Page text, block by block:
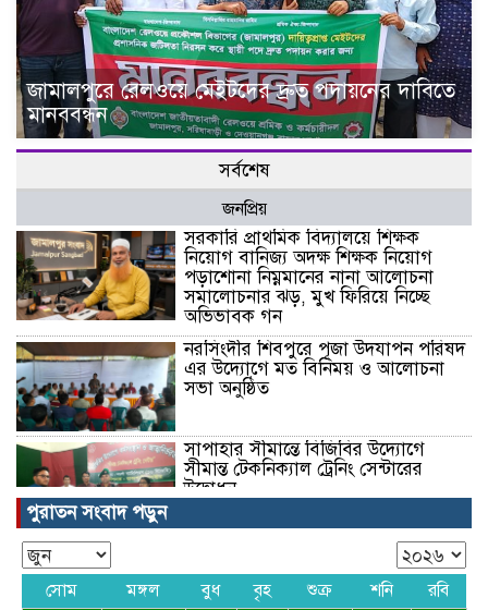
জামালপুরে রেলওয়ে মেইটদের দ্রুত পদায়নের দাবিতে
মানববন্ধন
সর্বশেষ
জনপ্রিয়
সরকারি প্রাথমিক বিদ্যালয়ে শিক্ষক
নিয়োগ বানিজ্য অদক্ষ শিক্ষক নিয়োগ
পড়াশোনা নিম্নমানের নানা আলোচনা
সমালোচনার ঝড়, মুখ ফিরিয়ে নিচ্ছে
অভিভাবক গন
নরসিংদীর শিবপুরে পূজা উদযাপন পরিষদ
এর উদ্যোগে মত বিনিময় ও আলোচনা
সভা অনুষ্ঠিত
সাপাহার সীমান্তে বিজিবির উদ্যোগে
সীমান্ত টেকনিক্যাল ট্রেনিং সেন্টারের
উদ্বোধন
সরকারি প্রাথমিক বিদ্যালয়ের শিক্ষা
ব্যবস্থার অধপতনের কারন কি??
পুরাতন সংবাদ পড়ুন
সোম মঙ্গল বুধ বৃহ শুক্র শনি
রবি